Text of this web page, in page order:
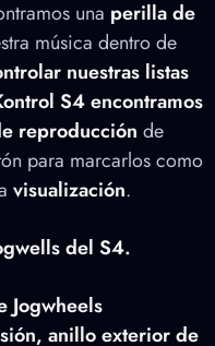
una perilla de
música dentro de
nuestras listas
S4 encontramos
reproducción de
para marcarlos como
visualización.
del S4.
Jogwheels
anillo exterior de